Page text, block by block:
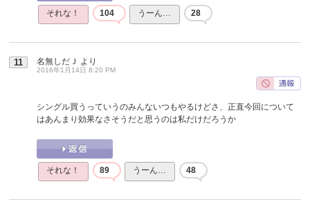
それな！ 104 うーん… 28
11 名無しだＪ より
2016年1月14日 8:20 PM
シングル買うっていうのみんないつもやるけどさ、正直今回について
はあんまり効果なさそうだと思うのは私だけだろうか
それな！ 89 うーん… 48